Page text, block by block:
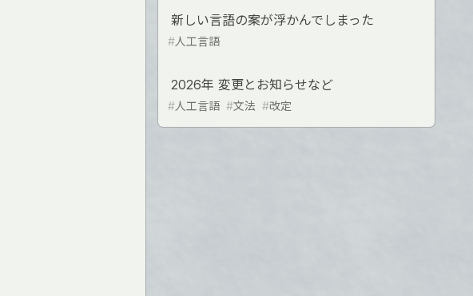
新しい言語の案が浮かんでしまった
#人工言語
2026年 変更とお知らせなど
#人工言語 #文法 #改定